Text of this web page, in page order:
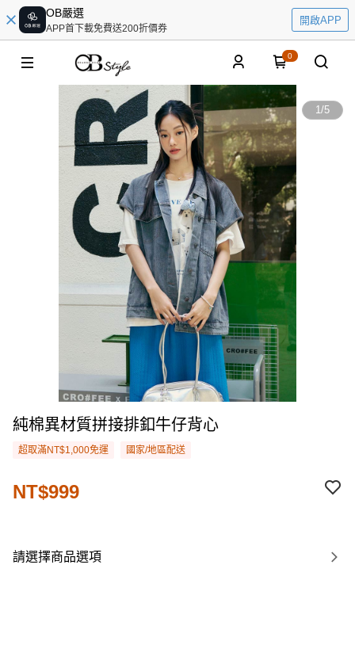
OB嚴選
APP首下載免費送200折價券
開啟APP
0
1/5
純棉異材質拼接排釦牛仔背心
超取滿NT$1,000免運 國家/地區配送
NT$999
請選擇商品選項